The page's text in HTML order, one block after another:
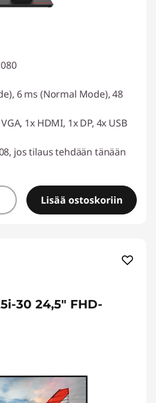
6 ms (Normal Mode), 48
1x HDMI, 1x DP, 4x USB
jos tilaus tehdään tänään
Lisää ostoskoriin
30 24,5" FHD-